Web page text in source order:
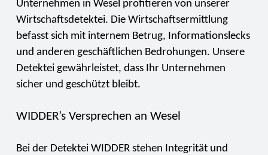
Unternehmen in Wesel profitieren von unserer
Wirtschaftsdetektei. Die Wirtschaftsermittlung
befasst sich mit internem Betrug, Informationslecks
und anderen geschäftlichen Bedrohungen. Unsere
Detektei gewährleistet, dass Ihr Unternehmen
sicher und geschützt bleibt.
WIDDER’s Versprechen an Wesel
Bei der Detektei WIDDER stehen Integrität und